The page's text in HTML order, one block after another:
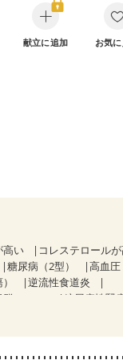
献立に追加 お気
高い
コレステロール
糖尿病（2型）
高血圧
逆流性食道炎
（IBS）
糖尿病性腎
（抗がん剤治療中）